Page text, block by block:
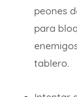
peones
para
tablero.